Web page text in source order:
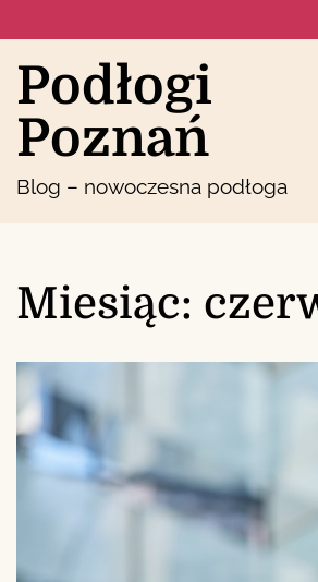
to
content
Podłogi
Poznań
Blog – nowoczesna podłoga
Miesiąc: